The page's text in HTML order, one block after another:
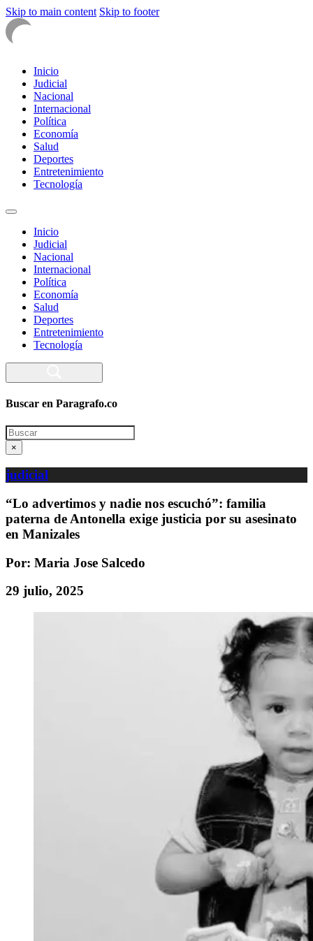
Skip to main content Skip to footer
Inicio
Judicial
Nacional
Internacional
Política
Economía
Salud
Deportes
Entretenimiento
Tecnología
Inicio
Judicial
Nacional
Internacional
Política
Economía
Salud
Deportes
Entretenimiento
Tecnología
Buscar en Paragrafo.co
Search
×
judicial
“Lo advertimos y nadie nos escuchó”: familia
paterna de Antonella exige justicia por su asesinato
en Manizales
Por: Maria Jose Salcedo
29 julio, 2025